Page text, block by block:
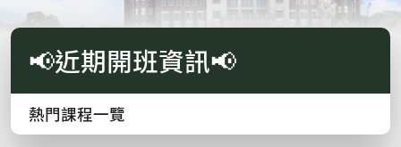
📢近期開班資訊📢
熱門課程一覽